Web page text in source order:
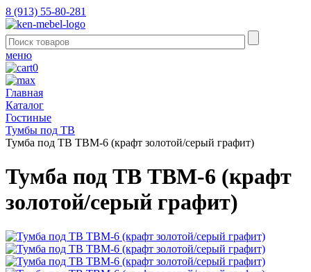
8 (913) 55-80-281
меню
0
Главная
Каталог
Гостиные
Тумбы под ТВ
Тумба под ТВ ТВМ-6 (крафт золотой/серый графит)
Тумба под ТВ ТВМ-6 (крафт
золотой/серый графит)